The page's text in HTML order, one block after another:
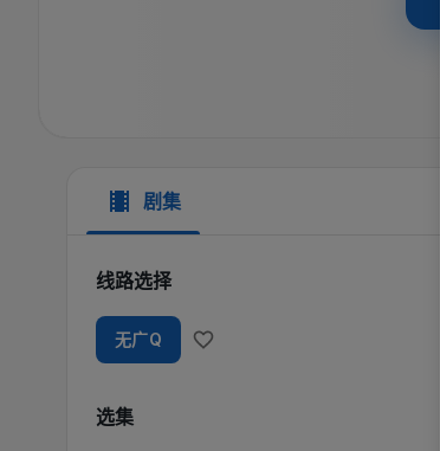
剧集
线路选择
无广Q
选集